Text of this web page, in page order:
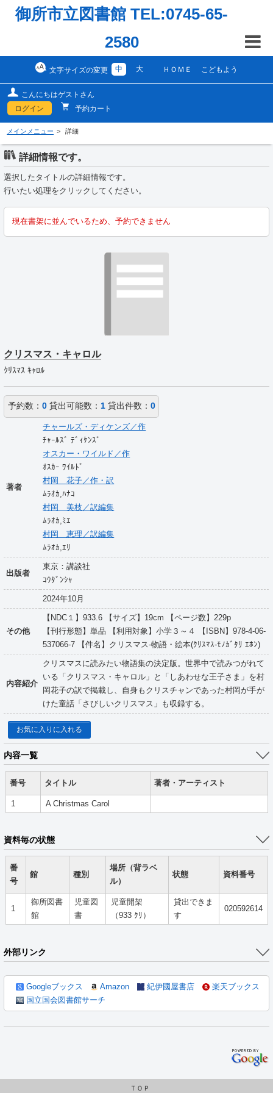
御所市立図書館 TEL:0745-65-
2580
文字サイズの変更 中 大 ＨＯＭＥ こどもよう
こんにちはゲストさん
ログイン
予約カート
メインメニュー 詳細
詳細情報です。
選択したタイトルの詳細情報です。
行いたい処理をクリックしてください。
現在書架に並んでいるため、予約できません
クリスマス・キャロル
ｸﾘｽﾏｽ ｷｬﾛﾙ
予約数： 0貸出可能数： 1貸出件数： 0
著者
チャールズ・ディケンズ／作
ﾁｬｰﾙｽﾞ ﾃﾞｨｹﾝｽﾞ
オスカー・ワイルド／作
ｵｽｶｰ ﾜｲﾙﾄﾞ
村岡 花子／作・訳
ﾑﾗｵｶ,ﾊﾅｺ
村岡 美枝／訳編集
ﾑﾗｵｶ,ﾐｴ
村岡 恵理／訳編集
ﾑﾗｵｶ,ｴﾘ
出版者
東京：講談社
ｺｳﾀﾞﾝｼｬ
2024年10月
その他
【NDC１】933.6 【サイズ】19cm 【ページ数】229p
【刊行形態】単品 【利用対象】小学３～４ 【ISBN】978-4-06-
537066-7 【件名】クリスマス-物語・絵本(ｸﾘｽﾏｽ-ﾓﾉｶﾞﾀﾘ ｴﾎﾝ)
内容紹介
クリスマスに読みたい物語集の決定版。世界中で読みつがれて
いる「クリスマス・キャロル」と「しあわせな王子さま」を村
岡花子の訳で掲載し、自身もクリスチャンであった村岡が手が
けた童話「さびしいクリスマス」も収録する。
お気に入りに入れる
内容一覧
番号 タイトル 著者・アーティスト
1 A Christmas Carol
資料毎の状態
番
号
館 種別
場所（背ラベ
ル）
状態 資料番号
1
御所図書
館
児童図
書
児童開架
（933 ｸﾘ）
貸出できま
す
020592614
外部リンク
Googleブックス Amazon 紀伊國屋書店
楽天ブックス
国立国会図書館サーチ
ＴＯＰ